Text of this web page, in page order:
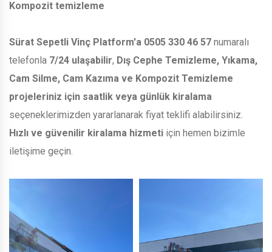
Kompozit temizleme
Sürat Sepetli Vinç Platform'a 0505 330 46 57 numaralı
telefonla 7/24 ulaşabilir, Dış Cephe Temizleme, Yıkama,
Cam Silme, Cam Kazıma ve Kompozit Temizleme
projeleriniz için saatlik veya günlük kiralama
seçeneklerimizden yararlanarak fiyat teklifi alabilirsiniz.
Hızlı ve güvenilir kiralama hizmeti için hemen bizimle
iletişime geçin.